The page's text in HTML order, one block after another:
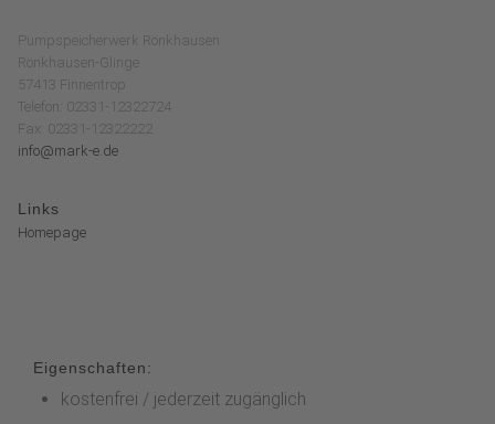
Pumpspeicherwerk Rönkhausen
Rönkhausen-Glinge
57413 Finnentrop
Telefon: 02331-12322724
Fax: 02331-12322222
info@mark-e.de
Links
Homepage
Eigenschaften:
kostenfrei / jederzeit zugänglich